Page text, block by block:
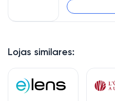
Lojas similares: